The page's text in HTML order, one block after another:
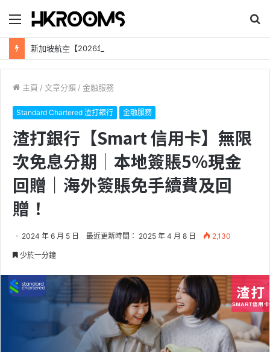
目
錄
尋
主頁 / 文章分類 / 金融服務
Standard Chartered 渣打銀行 金融服務
渣打銀行【Smart 信用卡】無限
次免息分期｜本地簽賬5%現金
回贈｜海外簽賬免手續費及回
贈！
2024 年 6 月 5 日 最近更新時間： 2025 年 4 月 8 日 2,130
少於一分鐘